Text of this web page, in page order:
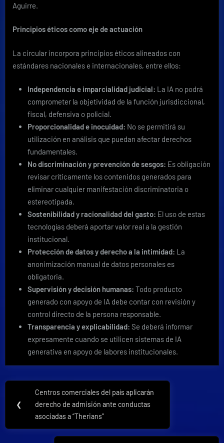
Aguirre.
Principios éticos como eje de actuación
La circular incorpora principios éticos alineados con
estándares nacionales e internacionales, entre ellos:
Independencia e imparcialidad judicial: La IA no podrá
comprometer la objetividad de la función jurisdiccional,
fiscal, defensiva o policial.
Proporcionalidad e inocuidad: No se permitirá su
utilización en análisis que puedan afectar derechos
fundamentales.
No discriminación y prevención de sesgos: Es obligación
revisar críticamente los contenidos generados para
eliminar cualquier manifestación discriminatoria o
estereotipada.
Sostenibilidad y racionalidad del gasto: El uso de estas
tecnologías deberá aportar valor real a la gestión
institucional.
Protección de datos y derecho a la intimidad: La
anonimización manual de datos personales es
obligatoria.
Supervisión y decisión humanas: Todo producto
generado con apoyo de IA debe contar con revisión y
control directo de la persona responsable.
Transparencia y explicabilidad: Se deberá informar
expresamente cuando se utilicen sistemas de IA
generativa en apoyo de labores institucionales.
Navegación
de
entradas
❮
Previous
Post:
Centros comerciales del país aplicarán
derecho de admisión ante conductas
asociadas a “Therians”